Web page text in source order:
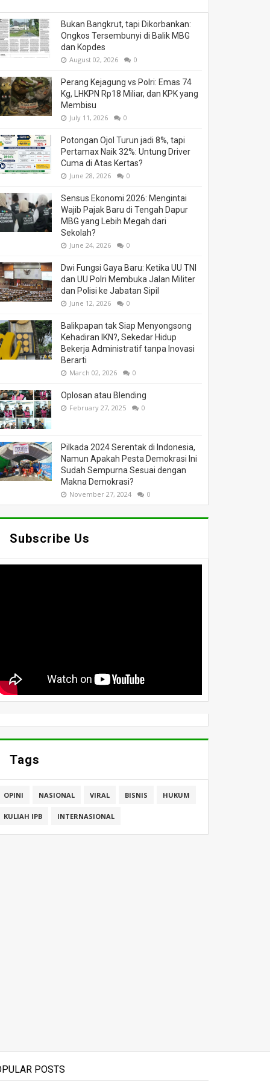
Bukan Bangkrut, tapi Dikorbankan:
Ongkos Tersembunyi di Balik MBG
dan Kopdes
August 02, 2026 0
Perang Kejagung vs Polri: Emas 74
Kg, LHKPN Rp18 Miliar, dan KPK yang
Membisu
July 11, 2026 0
Potongan Ojol Turun jadi 8%, tapi
Pertamax Naik 32%: Untung Driver
Cuma di Atas Kertas?
June 28, 2026 0
Sensus Ekonomi 2026: Mengintai
Wajib Pajak Baru di Tengah Dapur
MBG yang Lebih Megah dari
Sekolah?
June 24, 2026 0
Dwi Fungsi Gaya Baru: Ketika UU TNI
dan UU Polri Membuka Jalan Militer
dan Polisi ke Jabatan Sipil
June 12, 2026 0
Balikpapan tak Siap Menyongsong
Kehadiran IKN?, Sekedar Hidup
Bekerja Administratif tanpa Inovasi
Berarti
March 02, 2026 0
Oplosan atau Blending
February 27, 2025 0
Pilkada 2024 Serentak di Indonesia,
Namun Apakah Pesta Demokrasi Ini
Sudah Sempurna Sesuai dengan
Makna Demokrasi?
November 27, 2024 0
Subscribe Us
Tags
OPINI NASIONAL VIRAL BISNIS HUKUM
KULIAH IPB INTERNASIONAL
POSTS